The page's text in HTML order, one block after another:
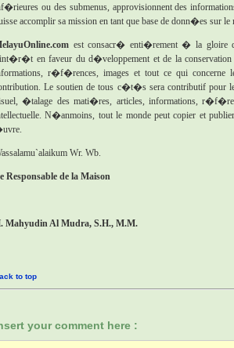
ou des submenus, approvisionnent des
accomplir sa mission en tant que base de donn�es sur le
est consacr� enti�rement � la gloire
en faveur du d�veloppement et de la
r�f�rences, images et tout ce qui concerne
Le soutien de tous c�t�s sera contributif pour
�talage des mati�res, articles, informations,
N�anmoins, tout le monde peut copier et
Wr. Wb.
Responsable de la Maison
Mahyudin Al Mudra, S.H., M.M.
to top
your comment here :